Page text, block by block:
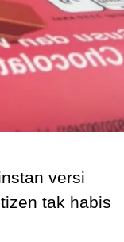
versi
tak habis